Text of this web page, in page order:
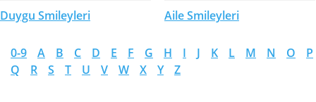
Duygu Smileyleri Aile Smileyleri
0-9 A B C D E F G H I J K L M N O
P
Q
R S T U V W X Y Z